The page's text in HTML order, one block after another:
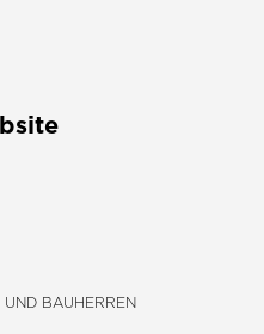
BAUHERREN